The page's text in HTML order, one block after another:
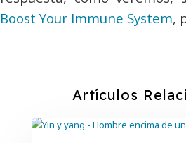
Boost Your Immune System,
Artículos